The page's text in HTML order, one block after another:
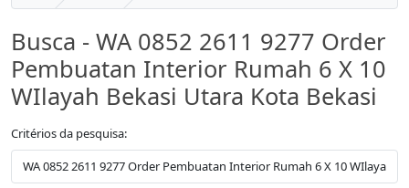
Busca - WA 0852 2611 9277 Order
Pembuatan Interior Rumah 6 X 10
WIlayah Bekasi Utara Kota Bekasi
Critérios da pesquisa: